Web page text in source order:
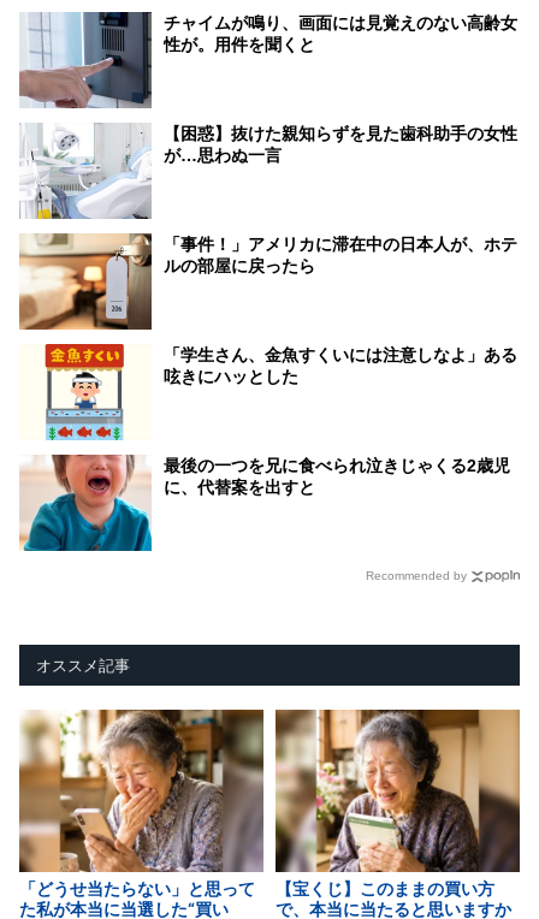
チャイムが鳴り、画面には見覚えのない高齢女
性が。用件を聞くと
【困惑】抜けた親知らずを見た歯科助手の女性
が…思わぬ一言
「事件！」アメリカに滞在中の日本人が、ホテ
ルの部屋に戻ったら
「学生さん、金魚すくいには注意しなよ」ある
呟きにハッとした
最後の一つを兄に食べられ泣きじゃくる2歳児
に、代替案を出すと
Recommended by
オススメ記事
「どうせ当たらない」と思って
た私が本当に当選した“買い
【宝くじ】このままの買い方
で、本当に当たると思いますか